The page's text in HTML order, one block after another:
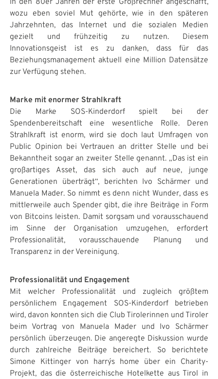
in den 80er Jahren der erste Großrechner angeschafft,
wozu eben soviel Mut gehörte, wie in den späteren
Jahrzehnten, das Internet und die sozialen Medien
gezielt und frühzeitig zu nutzen. Diesem
Innovationsgeist ist es zu danken, dass für das
Beziehungsmanagement aktuell eine Million Datensätze
zur Verfügung stehen.
Marke mit enormer Strahlkraft
Die Marke SOS-Kinderdorf spielt bei der
Spendenbereitschaft eine wesentliche Rolle. Deren
Strahlkraft ist enorm, wird sie doch laut Umfragen von
Public Opinion bei Vertrauen an dritter Stelle und bei
Bekanntheit sogar an zweiter Stelle genannt. „Das ist ein
großartiges Asset, das sich auch auf neue, junge
Generationen überträgt“, berichten Ivo Schärmer und
Manuela Mader. So nimmt es denn nicht Wunder, dass es
mittlerweile auch Spender gibt, die ihre Beiträge in Form
von Bitcoins leisten. Damit sorgsam und vorausschauend
im Sinne der Organisation umzugehen, erfordert
Professionalität, vorausschauende Planung und
Transparenz in der Vereinigung.
Professionalität und Engagement
Mit welcher Professionalität und zugleich größtem
persönlichem Engagement SOS-Kinderdorf betrieben
wird, davon konnten sich die Club Tirolerinnen und Tiroler
beim Vortrag von Manuela Mader und Ivo Schärmer
persönlich überzeugen. Die angeregte Diskussion wurde
durch zahlreiche Beiträge bereichert. So berichtete
Simone Kittinger von harry´s home über ein Charity-
Projekt, das die österreichische Hotelkette aus Tirol in